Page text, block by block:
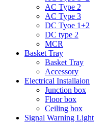
AC Type 2
AC Type 3
DC Tyoe 1+2
DC type 2
MCR
Basket Tray
Basket Tray
Accessory
Electrical Installaion
Junction box
Floor box
Ceiling box
Signal Warning Light